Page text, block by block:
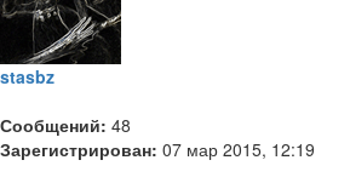
stasbz
Сообщений: 48
Зарегистрирован: 07 мар 2015, 12:19